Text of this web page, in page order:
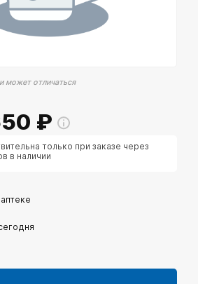
может отличаться
₽
только при заказе через
в наличии